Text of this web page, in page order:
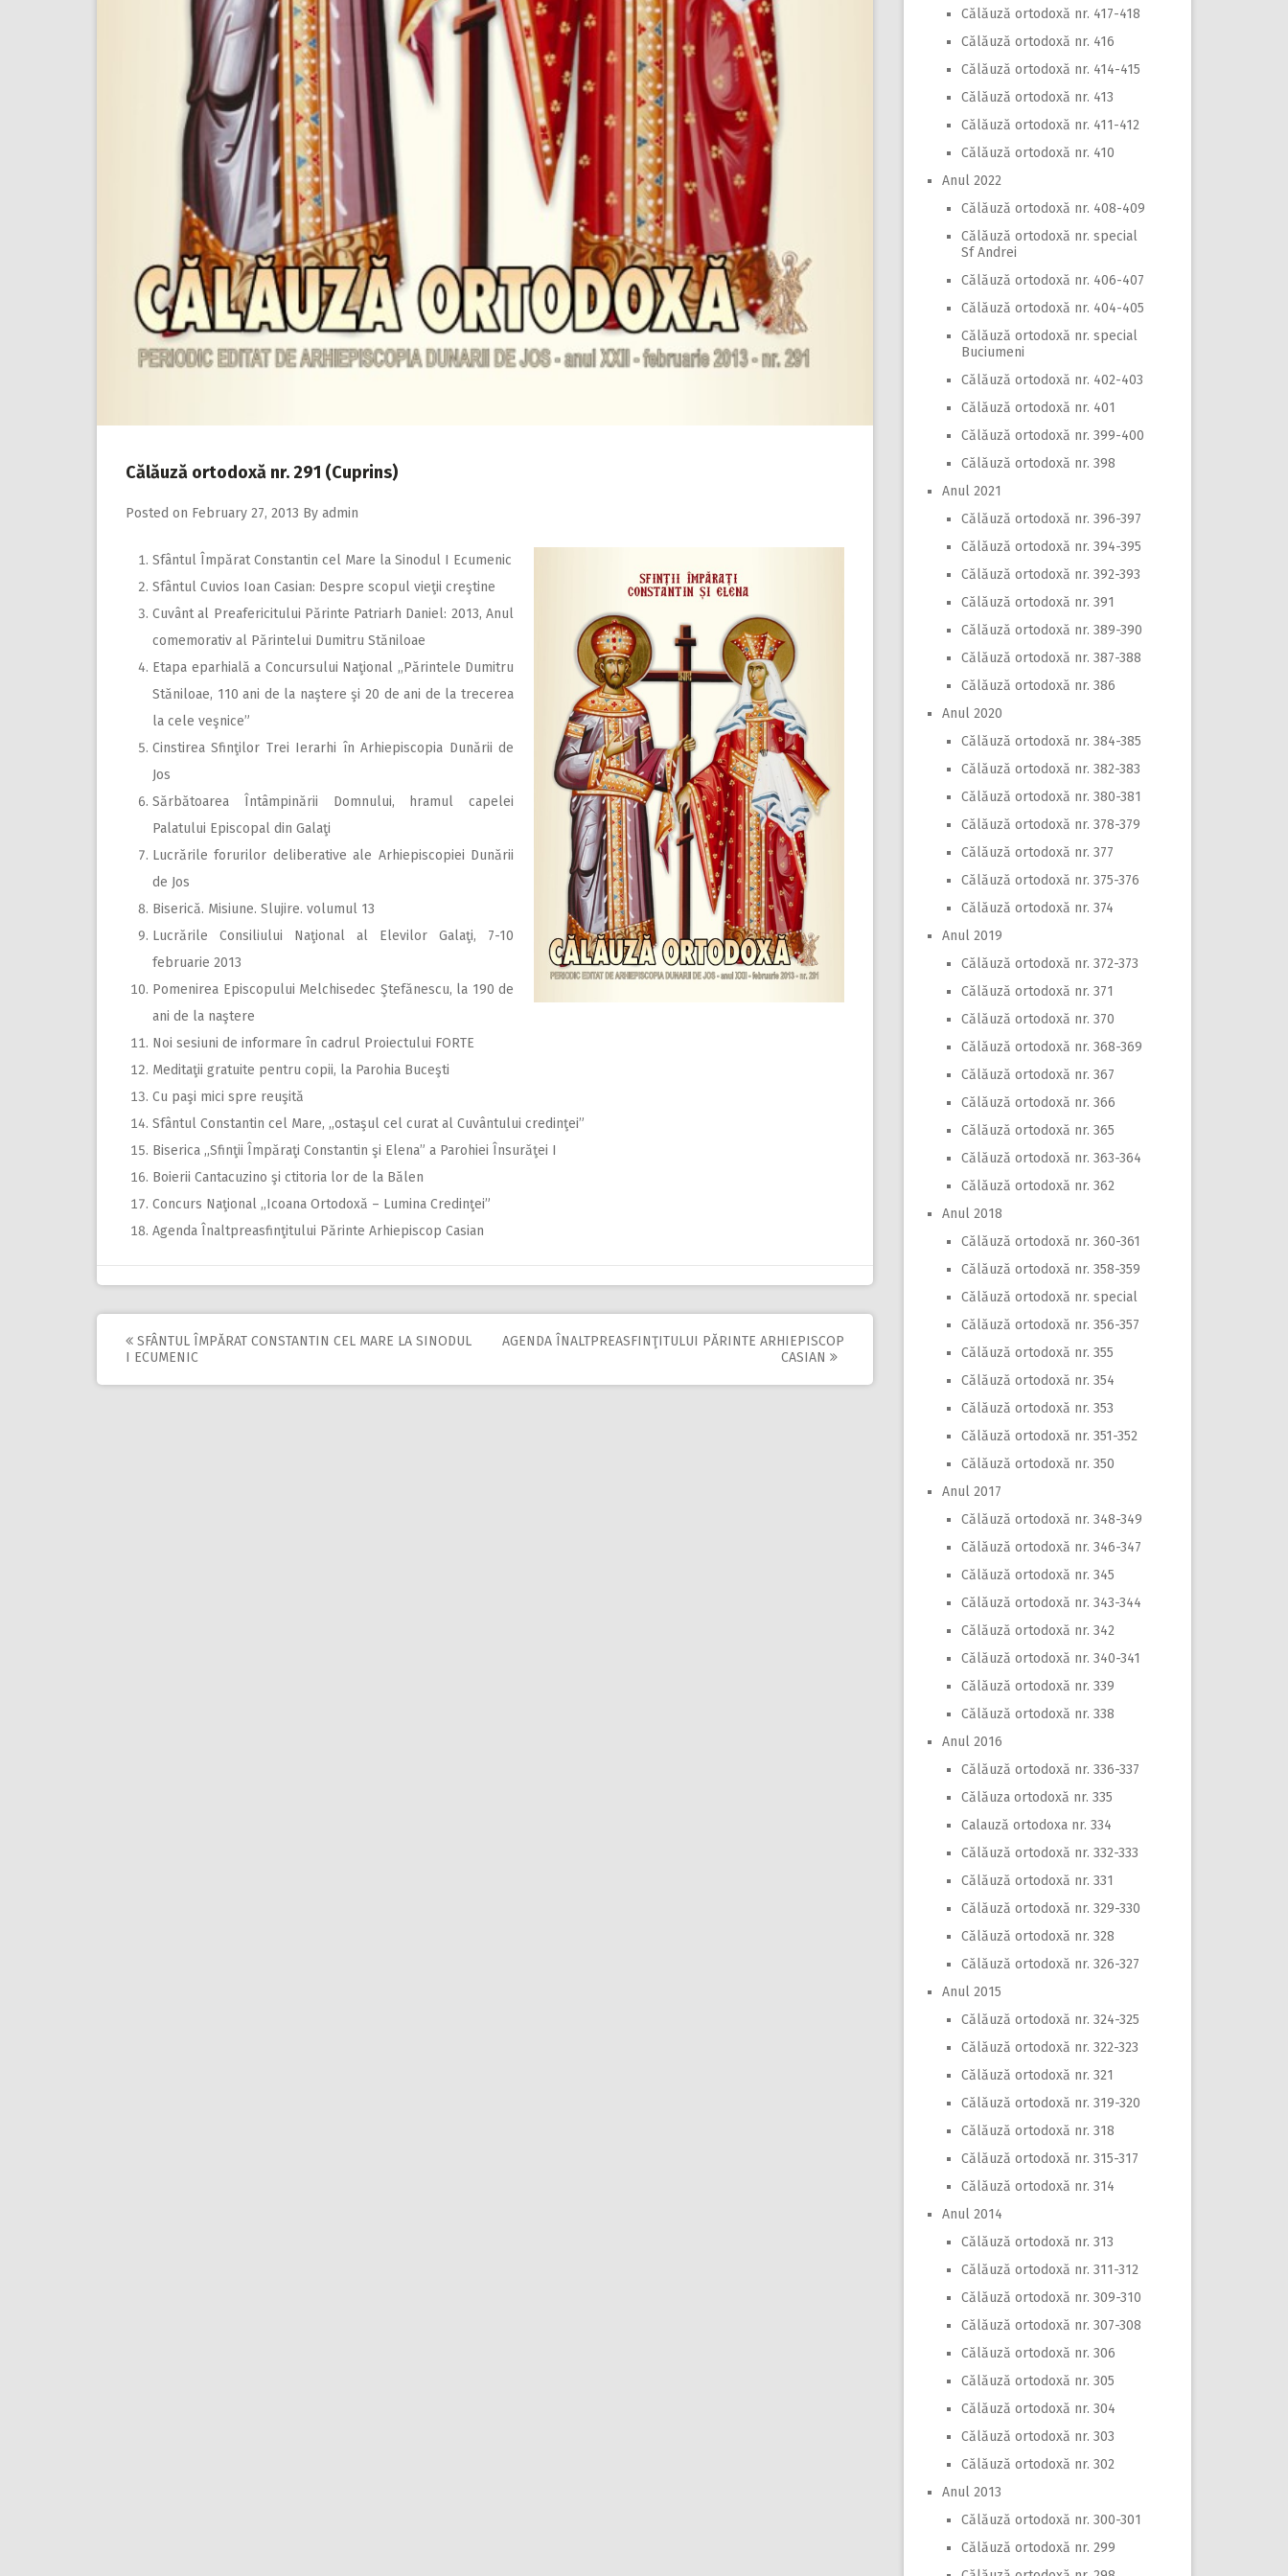
Călăuză ortodoxă nr. 291 (Cuprins)
Posted on February 27, 2013 By admin
Sfântul Împărat Constantin cel Mare la Sinodul I Ecumenic
Sfântul Cuvios Ioan Casian: Despre scopul vieţii creştine
Cuvânt al Preafericitului Părinte Patriarh Daniel: 2013, Anul
comemorativ al Părintelui Dumitru Stăniloae
Etapa eparhială a Concursului Naţional ,,Părintele Dumitru
Stăniloae, 110 ani de la naştere şi 20 de ani de la trecerea
la cele veşnice”
Cinstirea Sfinţilor Trei Ierarhi în Arhiepiscopia Dunării de
Jos
Sărbătoarea Întâmpinării Domnului, hramul capelei
Palatului Episcopal din Galaţi
Lucrările forurilor deliberative ale Arhiepiscopiei Dunării
de Jos
Biserică. Misiune. Slujire. volumul 13
Lucrările Consiliului Naţional al Elevilor Galaţi, 7-10
februarie 2013
Pomenirea Episcopului Melchisedec Ştefănescu, la 190 de
ani de la naştere
Noi sesiuni de informare în cadrul Proiectului FORTE
Meditaţii gratuite pentru copii, la Parohia Buceşti
Cu paşi mici spre reuşită
Sfântul Constantin cel Mare, ,,ostaşul cel curat al Cuvântului credinţei”
Biserica ,,Sfinţii Împăraţi Constantin şi Elena” a Parohiei Însurăţei I
Boierii Cantacuzino şi ctitoria lor de la Bălen
Concurs Naţional ,,Icoana Ortodoxă – Lumina Credinţei”
Agenda Înaltpreasfinţitului Părinte Arhiepiscop Casian
Post
navigation
SFÂNTUL ÎMPĂRAT CONSTANTIN CEL MARE LA SINODUL
I ECUMENIC
AGENDA ÎNALTPREASFINŢITULUI PĂRINTE ARHIEPISCOP
CASIAN
Călăuză ortodoxă nr. 417-418
Călăuză ortodoxă nr. 416
Călăuză ortodoxă nr. 414-415
Călăuză ortodoxă nr. 413
Călăuză ortodoxă nr. 411-412
Călăuză ortodoxă nr. 410
Anul 2022
Călăuză ortodoxă nr. 408-409
Călăuză ortodoxă nr. special
Sf Andrei
Călăuză ortodoxă nr. 406-407
Călăuză ortodoxă nr. 404-405
Călăuză ortodoxă nr. special
Buciumeni
Călăuză ortodoxă nr. 402-403
Călăuză ortodoxă nr. 401
Călăuză ortodoxă nr. 399-400
Călăuză ortodoxă nr. 398
Anul 2021
Călăuză ortodoxă nr. 396-397
Călăuză ortodoxă nr. 394-395
Călăuză ortodoxă nr. 392-393
Călăuză ortodoxă nr. 391
Călăuză ortodoxă nr. 389-390
Călăuză ortodoxă nr. 387-388
Călăuză ortodoxă nr. 386
Anul 2020
Călăuză ortodoxă nr. 384-385
Călăuză ortodoxă nr. 382-383
Călăuză ortodoxă nr. 380-381
Călăuză ortodoxă nr. 378-379
Călăuză ortodoxă nr. 377
Călăuză ortodoxă nr. 375-376
Călăuză ortodoxă nr. 374
Anul 2019
Călăuză ortodoxă nr. 372-373
Călăuză ortodoxă nr. 371
Călăuză ortodoxă nr. 370
Călăuză ortodoxă nr. 368-369
Călăuză ortodoxă nr. 367
Călăuză ortodoxă nr. 366
Călăuză ortodoxă nr. 365
Călăuză ortodoxă nr. 363-364
Călăuză ortodoxă nr. 362
Anul 2018
Călăuză ortodoxă nr. 360-361
Călăuză ortodoxă nr. 358-359
Călăuză ortodoxă nr. special
Călăuză ortodoxă nr. 356-357
Călăuză ortodoxă nr. 355
Călăuză ortodoxă nr. 354
Călăuză ortodoxă nr. 353
Călăuză ortodoxă nr. 351-352
Călăuză ortodoxă nr. 350
Anul 2017
Călăuză ortodoxă nr. 348-349
Călăuză ortodoxă nr. 346-347
Călăuză ortodoxă nr. 345
Călăuză ortodoxă nr. 343-344
Călăuză ortodoxă nr. 342
Călăuză ortodoxă nr. 340-341
Călăuză ortodoxă nr. 339
Călăuză ortodoxă nr. 338
Anul 2016
Călăuză ortodoxă nr. 336-337
Călăuza ortodoxă nr. 335
Calauză ortodoxa nr. 334
Călăuză ortodoxă nr. 332-333
Călăuză ortodoxă nr. 331
Călăuză ortodoxă nr. 329-330
Călăuză ortodoxă nr. 328
Călăuză ortodoxă nr. 326-327
Anul 2015
Călăuză ortodoxă nr. 324-325
Călăuză ortodoxă nr. 322-323
Călăuză ortodoxă nr. 321
Călăuză ortodoxă nr. 319-320
Călăuză ortodoxă nr. 318
Călăuză ortodoxă nr. 315-317
Călăuză ortodoxă nr. 314
Anul 2014
Călăuză ortodoxă nr. 313
Călăuză ortodoxă nr. 311-312
Călăuză ortodoxă nr. 309-310
Călăuză ortodoxă nr. 307-308
Călăuză ortodoxă nr. 306
Călăuză ortodoxă nr. 305
Călăuză ortodoxă nr. 304
Călăuză ortodoxă nr. 303
Călăuză ortodoxă nr. 302
Anul 2013
Călăuză ortodoxă nr. 300-301
Călăuză ortodoxă nr. 299